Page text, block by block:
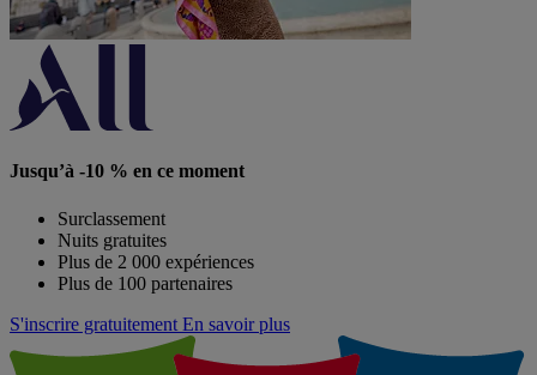
Jusqu’à -10 % en ce moment
Surclassement
Nuits gratuites
Plus de 2 000 expériences
Plus de 100 partenaires
S'inscrire gratuitement En savoir plus